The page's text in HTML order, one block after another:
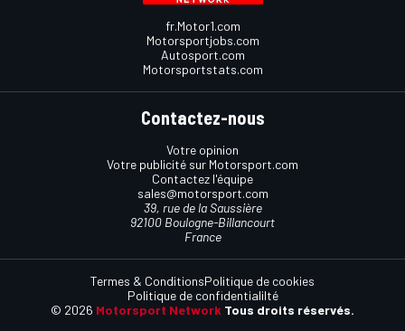
fr.Motor1.com
Motorsportjobs.com
Autosport.com
Motorsportstats.com
Contactez-nous
Votre opinion
Votre publicité sur Motorsport.com
Contactez l'équipe
sales@motorsport.com
39, rue de la Saussière
92100 Boulogne-Billancourt
France
© 2026 Motorsport Network Tous droits réservés.
Termes & ConditionsPolitique de cookies
Politique de confidentialilté